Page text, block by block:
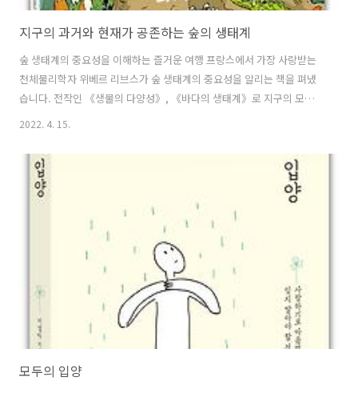
지구의 과거와 현재가 공존하는 숲의 생태계
숲 생태계의 중요성을 이해하는 즐거운 여행 프랑스에서 가장 사랑받는
천체물리학자 위베르 리브스가 숲 생태계의 중요성을 알리는 책을 펴냈
습니다. 전작인 《생물의 다양성》, 《바다의 생태계》로 지구의 모든
생명이 유기적인 관계를 맺고 있으며 지구의 미래가 바다에 달려 있다는
제안합니다. 아이들과 함께하는 숲 생태 탐사를 통해 인류의 기원을 통찰
하고 숲의 놀라운 생명력을 확인합니다. 아울러 숲 생태계를 이루는 식물
과 동물의 다양성을 우리가 왜 보호해야 하는지, 산림 훼손이 지구온난화
에 어떤 영향을 끼치는지 등을 그래픽노블 형식을 빌려 알기 쉽고 재미있
게 설명해줍니다. 숲은 지구의 과거와 현재가 공존하는 세계다 숲은 인류
의 오랜 조상들의 거처였..
2022. 4. 15.
모두의 입양